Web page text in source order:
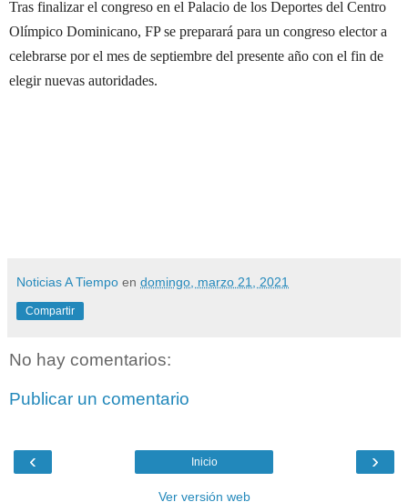
Tras finalizar el congreso en el Palacio de los Deportes del Centro
Olímpico Dominicano, FP se preparará para un congreso elector a
celebrarse por el mes de septiembre del presente año con el fin de
elegir nuevas autoridades.
Noticias A Tiempo en domingo, marzo 21, 2021
Compartir
No hay comentarios:
Publicar un comentario
‹ ›
Inicio
Ver versión web